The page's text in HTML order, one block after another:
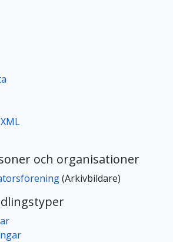
och organisationer
(Arkivbildare)